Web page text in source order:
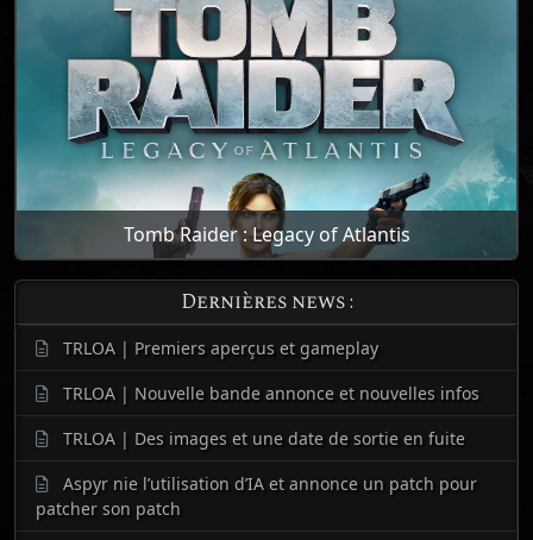
Tomb Raider : Legacy of Atlantis
Dernières news :
TRLOA | Premiers aperçus et gameplay
TRLOA | Nouvelle bande annonce et nouvelles infos
TRLOA | Des images et une date de sortie en fuite
Aspyr nie l’utilisation d’IA et annonce un patch pour
patcher son patch